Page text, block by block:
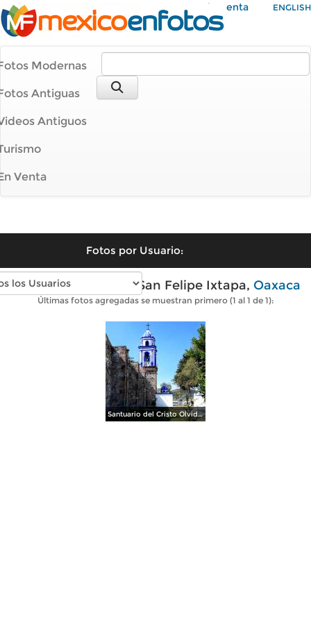
Mi Cuenta ENGLISH
Modernas
Antiguas
Antiguos
Venta
Fotos por Usuario:
Fotos modernas de San Felipe Ixtapa, Oaxaca
Últimas fotos agregadas se muestran primero (1 al 1 de 1):
Santuario del Cristo Olvidado